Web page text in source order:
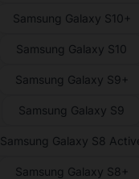
Samsung Galaxy S10+
Samsung Galaxy S10
Samsung Galaxy S9+
Samsung Galaxy S9
Samsung Galaxy S8
Samsung Galaxy S8+